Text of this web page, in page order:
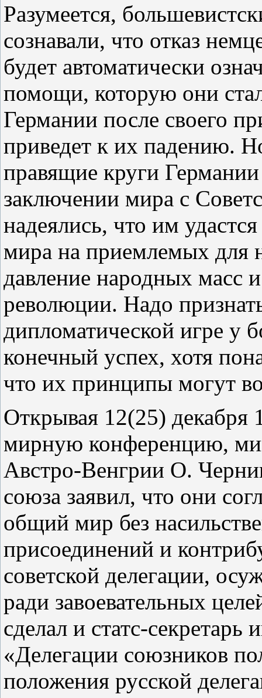
Разумеется,
сознавали, что отказ
будет автоматически
помощи, которую они
Германии после своего
приведет к их падению.
правящие круги
заключении мира с
надеялись, что им
мира на приемлемых для
давление народных масс
революции. Надо
дипломатической игре у
конечный успех, хотя
что их принципы могут
Открывая 12(25) декабря
мирную конференцию,
Австро‑Венгрии О.
союза заявил, что они
общий мир без
присоединений и
советской делегации,
ради завоевательных
сделал и
«Делегации союзников
положения русской